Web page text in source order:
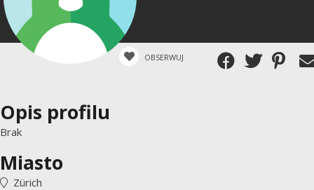
OBSERWUJ
Opis profilu
Brak
Miasto
Zürich